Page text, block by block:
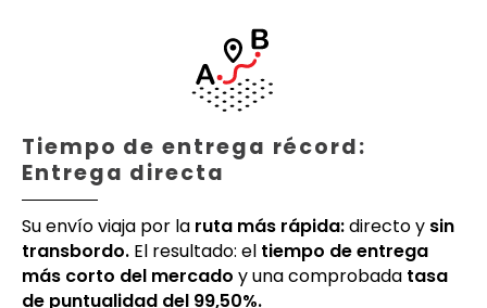
Tiempo de entrega récord:
Entrega directa
Su envío viaja por la ruta más rápida:directo y sin
transbordo. El resultado: el tiempo de entrega
más corto del mercado y una comprobada tasa
de puntualidad del 99,50%.